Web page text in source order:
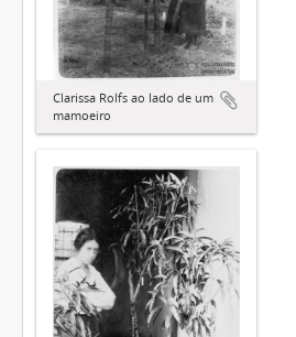
Clarissa Rolfs ao lado de um
mamoeiro